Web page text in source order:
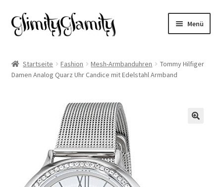
Zur
Navigation
Zum
Inhalt
Menü
Cookie-Richtlinie (EU)
Mein Konto
Startseite Fashion Mesh-Armbanduhren
Tommy Hilfiger
Damen Analog Quarz Uhr Candice mit Edelstahl Armband